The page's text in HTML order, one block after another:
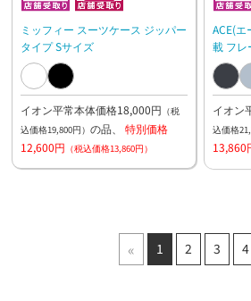
ミッフィー スーツケース ジッパー
タイプ Sサイズ
イオン平常本体価格18,000円 （税
込価格19,800円） の品、 特別価格
12,600円 （税込価格13,860円）
ACE(エ
載 フレ
イオン
込価格
13,860
« 1 2 3 4